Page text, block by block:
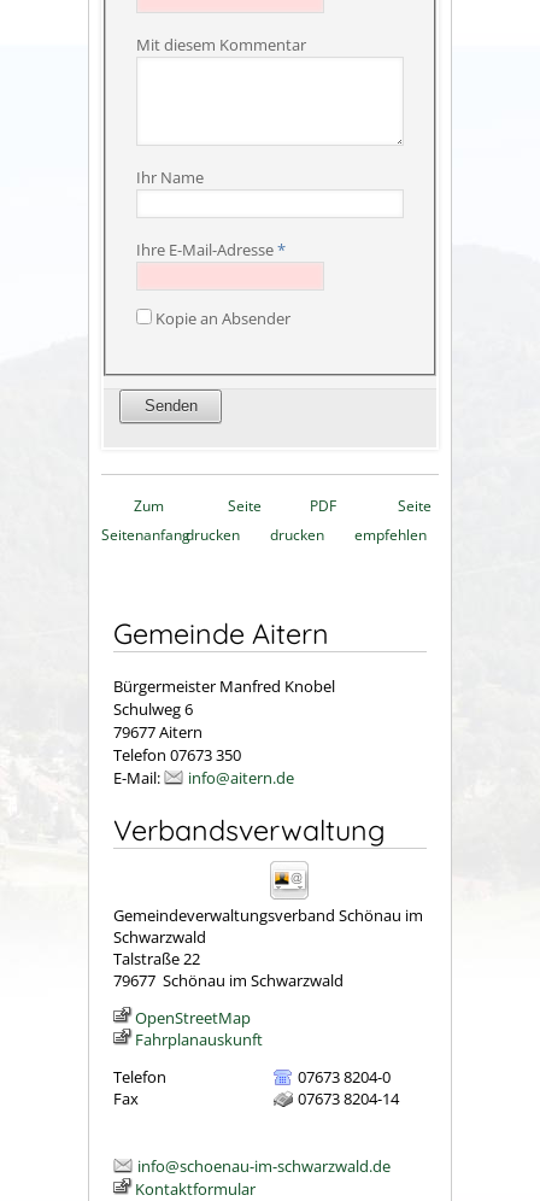
Mit diesem Kommentar
Ihr Name
Ihre E-Mail-Adresse*
Kopie an Absender
Zum
Seitenanfang
Seite
drucken
PDF
drucken
Seite
empfehlen
Gemeinde Aitern
Bürgermeister Manfred Knobel
Schulweg 6
79677 Aitern
Telefon 07673 350
E-Mail:
info@aitern.de
Verbandsverwaltung
Gemeindeverwaltungsverband Schönau im
Schwarzwald
Talstraße 22
79677 Schönau im Schwarzwald
OpenStreetMap
Fahrplanauskunft
Telefon
07673 8204-0
Fax
07673 8204-14
info@schoenau-im-schwarzwald.de
Kontaktformular